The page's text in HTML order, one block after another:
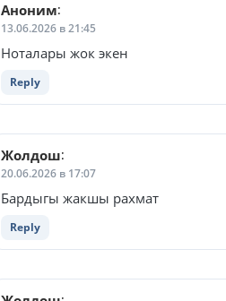
Аноним:
13.06.2026 в 21:45
Ноталары жок экен
Reply
Жолдош:
20.06.2026 в 17:07
Бардыгы жакшы рахмат
Reply